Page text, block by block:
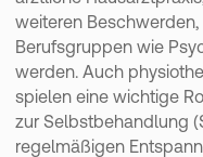
weiteren
Berufsgruppen wie
werden. Auch
spielen eine wichtige
zur Selbstbehandlung
regelmäßigen
Top Gutschein